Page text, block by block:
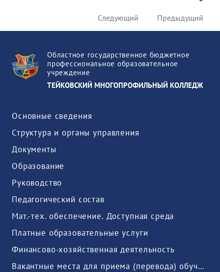
Предыдущий
Следующий
Областное государственное бюджетное
профессиональное образовательное
учреждение
ТЕЙКОВСКИЙ МНОГОПРОФИЛЬНЫЙ КОЛЛЕДЖ
Основные сведения
Структура и органы управления
Документы
Образование
Руководство
Педагогический состав
Мат.-тех. обеспечение. Доступная среда
Платные образовательные услуги
Финансово-хозяйственная деятельность
Вакантные места для приема (перевода) обучающихся